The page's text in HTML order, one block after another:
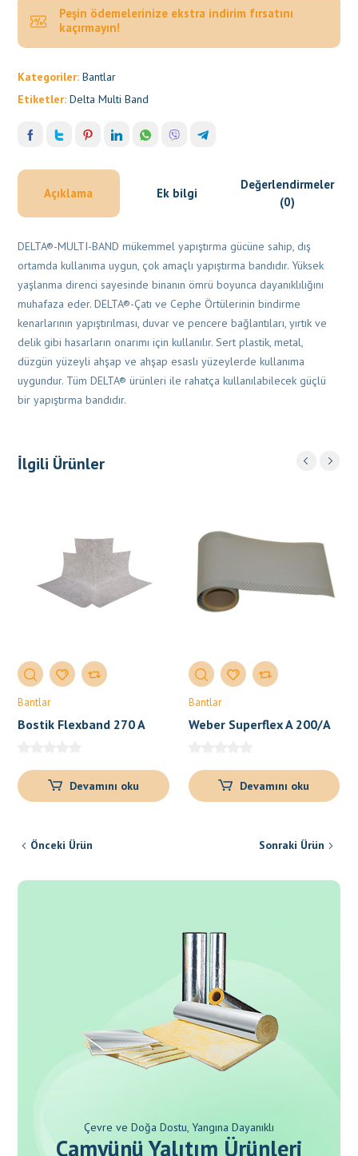
Peşin ödemelerinize ekstra indirim fırsatını
kaçırmayın!
Kategoriler:Bantlar
Etiketler:Delta Multi Band
Açıklama Ek bilgi
Değerlendirmeler
(0)
DELTA®-MULTI-BAND mükemmel yapıştırma gücüne sahip, dış
ortamda kullanıma uygun, çok amaçlı yapıştırma bandıdır. Yüksek
yaşlanma direnci sayesinde binanın ömrü boyunca dayanıklılığını
muhafaza eder. DELTA®-Çatı ve Cephe Örtülerinin bindirme
kenarlarının yapıştırılması, duvar ve pencere bağlantıları, yırtık ve
delik gibi hasarların onarımı için kullanılır. Sert plastik, metal,
düzgün yüzeyli ahşap ve ahşap esaslı yüzeylerde kullanıma
uygundur. Tüm DELTA® ürünleri ile rahatça kullanılabilecek güçlü
bir yapıştırma bandıdır.
İlgili Ürünler
Bantlar
Bostik Flexband 270 A
Devamını oku
Bantlar
Weber Superflex A 200/A
Devamını oku
Önceki Ürün Sonraki Ürün
Çevre ve Doğa Dostu, Yangına Dayanıklı
Camyünü Yalıtım Ürünleri